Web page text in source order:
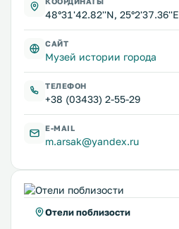
48°31'42.82''N, 25°2'37.36''E
САЙТ
Музей истории города
ТЕЛЕФОН
+38 (03433) 2-55-29
E-MAIL
m.arsak@yandex.ru
Отели поблизости